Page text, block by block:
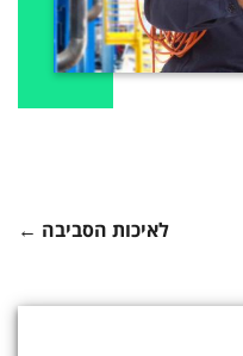
לאיכות הסביבה ←